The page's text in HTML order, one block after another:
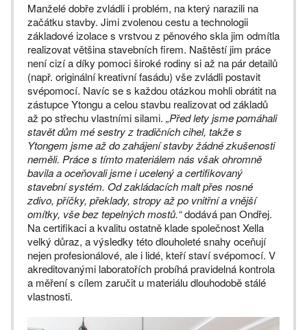
Manželé dobře zvládli i problém, na který narazili na
začátku stavby. Jimi zvolenou cestu a technologii
základové izolace s vrstvou z pěnového skla jim odmítla
realizovat většina stavebních firem. Naštěstí jim práce
není cizí a díky pomoci široké rodiny si až na pár detailů
(např. originální kreativní fasádu) vše zvládli postavit
svépomocí. Navíc se s každou otázkou mohli obrátit na
zástupce Ytongu a celou stavbu realizovat od základů
až po střechu vlastními silami. „Před lety jsme pomáhali
stavět dům mé sestry z tradičních cihel, takže s
Ytongem jsme až do zahájení stavby žádné zkušenosti
neměli. Práce s tímto materiálem nás však ohromně
bavila a oceňovali jsme i ucelený a certifikovaný
stavební systém. Od zakládacích malt přes nosné
zdivo, příčky, překlady, stropy až po vnitřní a vnější
omítky, vše bez tepelných mostů.“dodává pan Ondřej.
Na certifikaci a kvalitu ostatně klade společnost Xella
velký důraz, a výsledky této dlouholeté snahy oceňují
nejen profesionálové, ale i lidé, kteří staví svépomocí. V
akreditovanými laboratořích probíhá pravidelná kontrola
a měření s cílem zaručit u materiálu dlouhodobě stálé
vlastnosti.